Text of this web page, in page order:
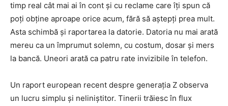
timp real cât mai ai în cont și cu reclame care îți spun că
poți obține aproape orice acum, fără să aștepți prea mult.
Asta schimbă și raportarea la datorie. Datoria nu mai arată
mereu ca un împrumut solemn, cu costum, dosar și mers
la bancă. Uneori arată ca patru rate invizibile în telefon.
Un raport european recent despre generația Z observa
un lucru simplu și neliniștitor. Tinerii trăiesc în flux